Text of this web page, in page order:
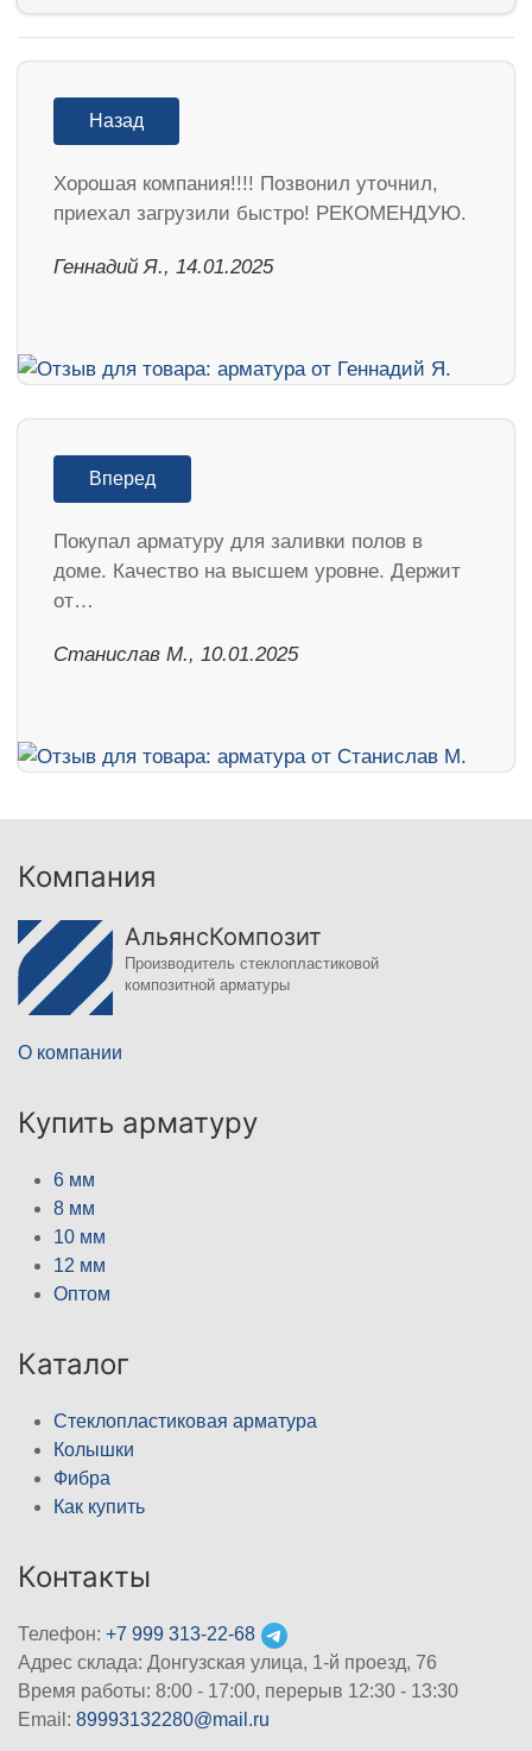
Назад
Хорошая компания!!!! Позвонил уточнил,
приехал загрузили быстро! РЕКОМЕНДУЮ.
Геннадий Я., 14.01.2025
Вперед
Покупал арматуру для заливки полов в
доме. Качество на высшем уровне. Держит
от…
Станислав М., 10.01.2025
Компания
АльянсКомпозит
Производитель стеклопластиковой
композитной арматуры
О компании
Купить арматуру
6 мм
8 мм
10 мм
12 мм
Оптом
Каталог
Стеклопластиковая арматура
Колышки
Фибра
Как купить
Контакты
Телефон: +7 999 313-22-68
Адрес склада: Донгузская улица, 1-й проезд, 76
Время работы: 8:00 - 17:00, перерыв 12:30 - 13:30
Email: 89993132280@mail.ru